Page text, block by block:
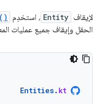
لإيقاف Entity ، استخدِم
الحقل وإيقاف جميع عمليات
Entities. kt